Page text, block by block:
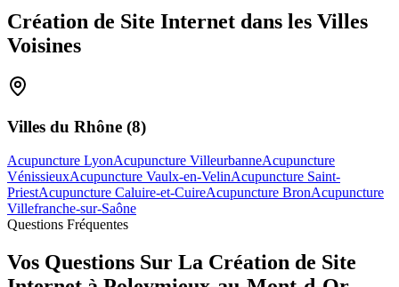
Création de Site Internet dans les Villes
Voisines
Villes du Rhône (8)
Acupuncture LyonAcupuncture VilleurbanneAcupuncture
VénissieuxAcupuncture Vaulx-en-VelinAcupuncture Saint-
PriestAcupuncture Caluire-et-CuireAcupuncture BronAcupuncture
Villefranche-sur-Saône
Questions Fréquentes
Vos Questions Sur La Création de Site